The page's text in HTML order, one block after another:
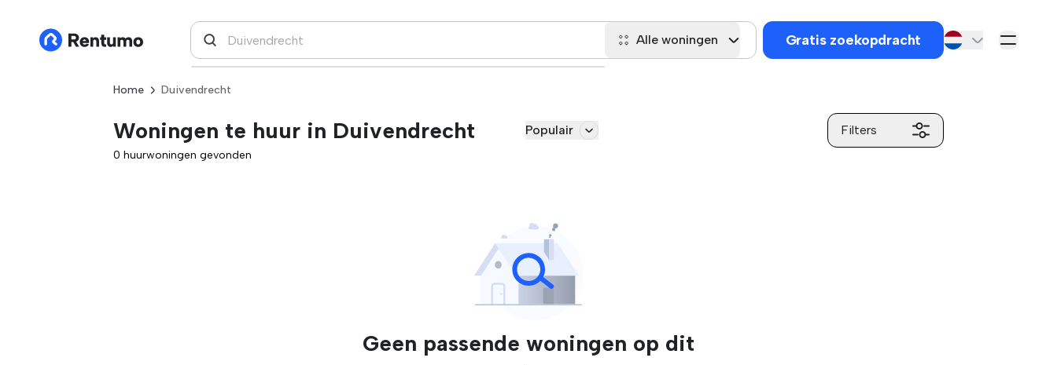
Alle woningen Gratis zoekopdracht
Home Duivendrecht
Woningen te huur in Duivendrecht Populair Filters
0 huurwoningen gevonden
Geen passende woningen op dit